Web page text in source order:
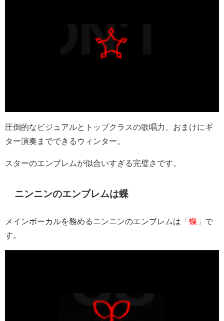
圧倒的なビジュアルとトップクラスの歌唱力、おまけにギ
ター演奏までできるウィンター。
スターのエンブレムが似合いすぎる完璧さです。
ニンニンのエンブレムは蝶
メインボーカルを務めるニンニンのエンブレムは「 蝶 」で
す。